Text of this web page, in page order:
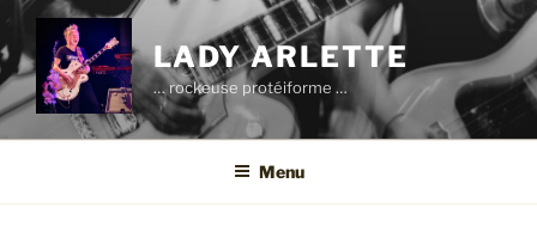
Aller
au
contenu
principal
LADY ARLETTE
… rockeuse protéiforme …
Menu